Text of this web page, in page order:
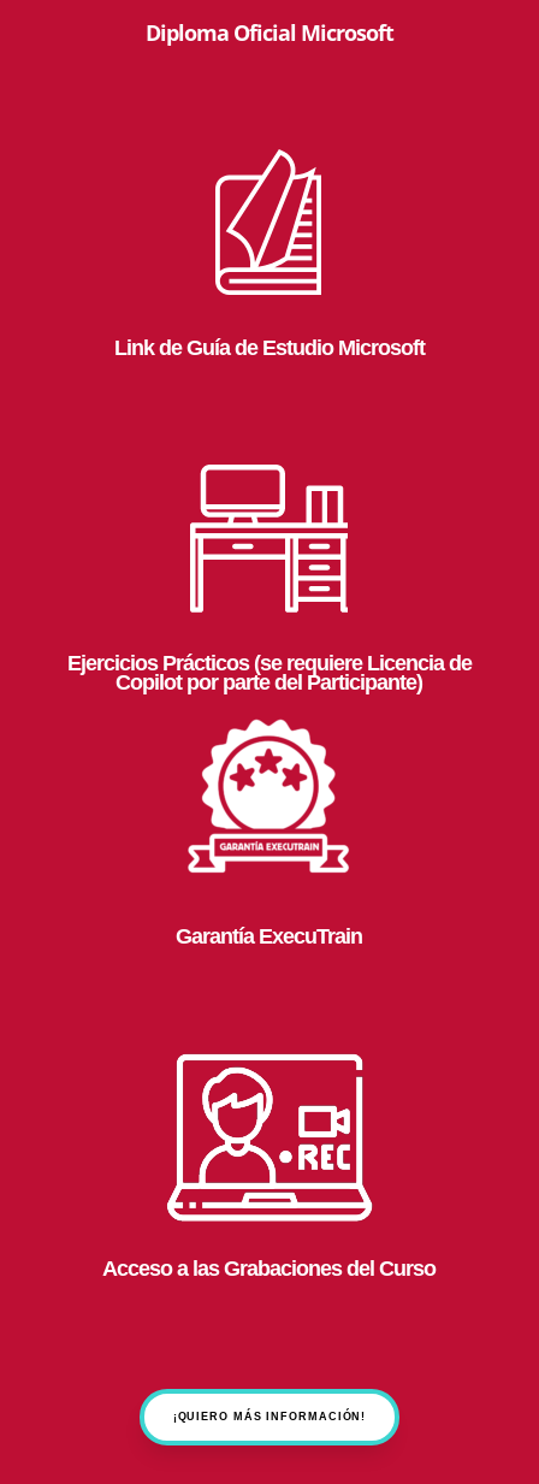
Diploma Oficial Microsoft
Link de Guía de Estudio Microsoft
Ejercicios Prácticos (se requiere Licencia de
Copilot por parte del Participante)
Garantía ExecuTrain
Acceso a las Grabaciones del Curso
¡QUIERO MÁS INFORMACIÓN!